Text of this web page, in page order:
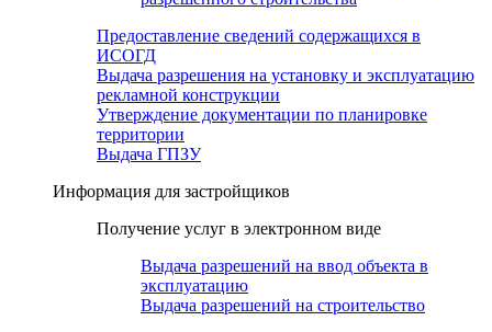
Предоставление сведений содержащихся в
ИСОГД
Выдача разрешения на установку и эксплуатацию
рекламной конструкции
Утверждение документации по планировке
территории
Выдача ГПЗУ
Информация для застройщиков
Получение услуг в электронном виде
Выдача разрешений на ввод объекта в
эксплуатацию
Выдача разрешений на строительство